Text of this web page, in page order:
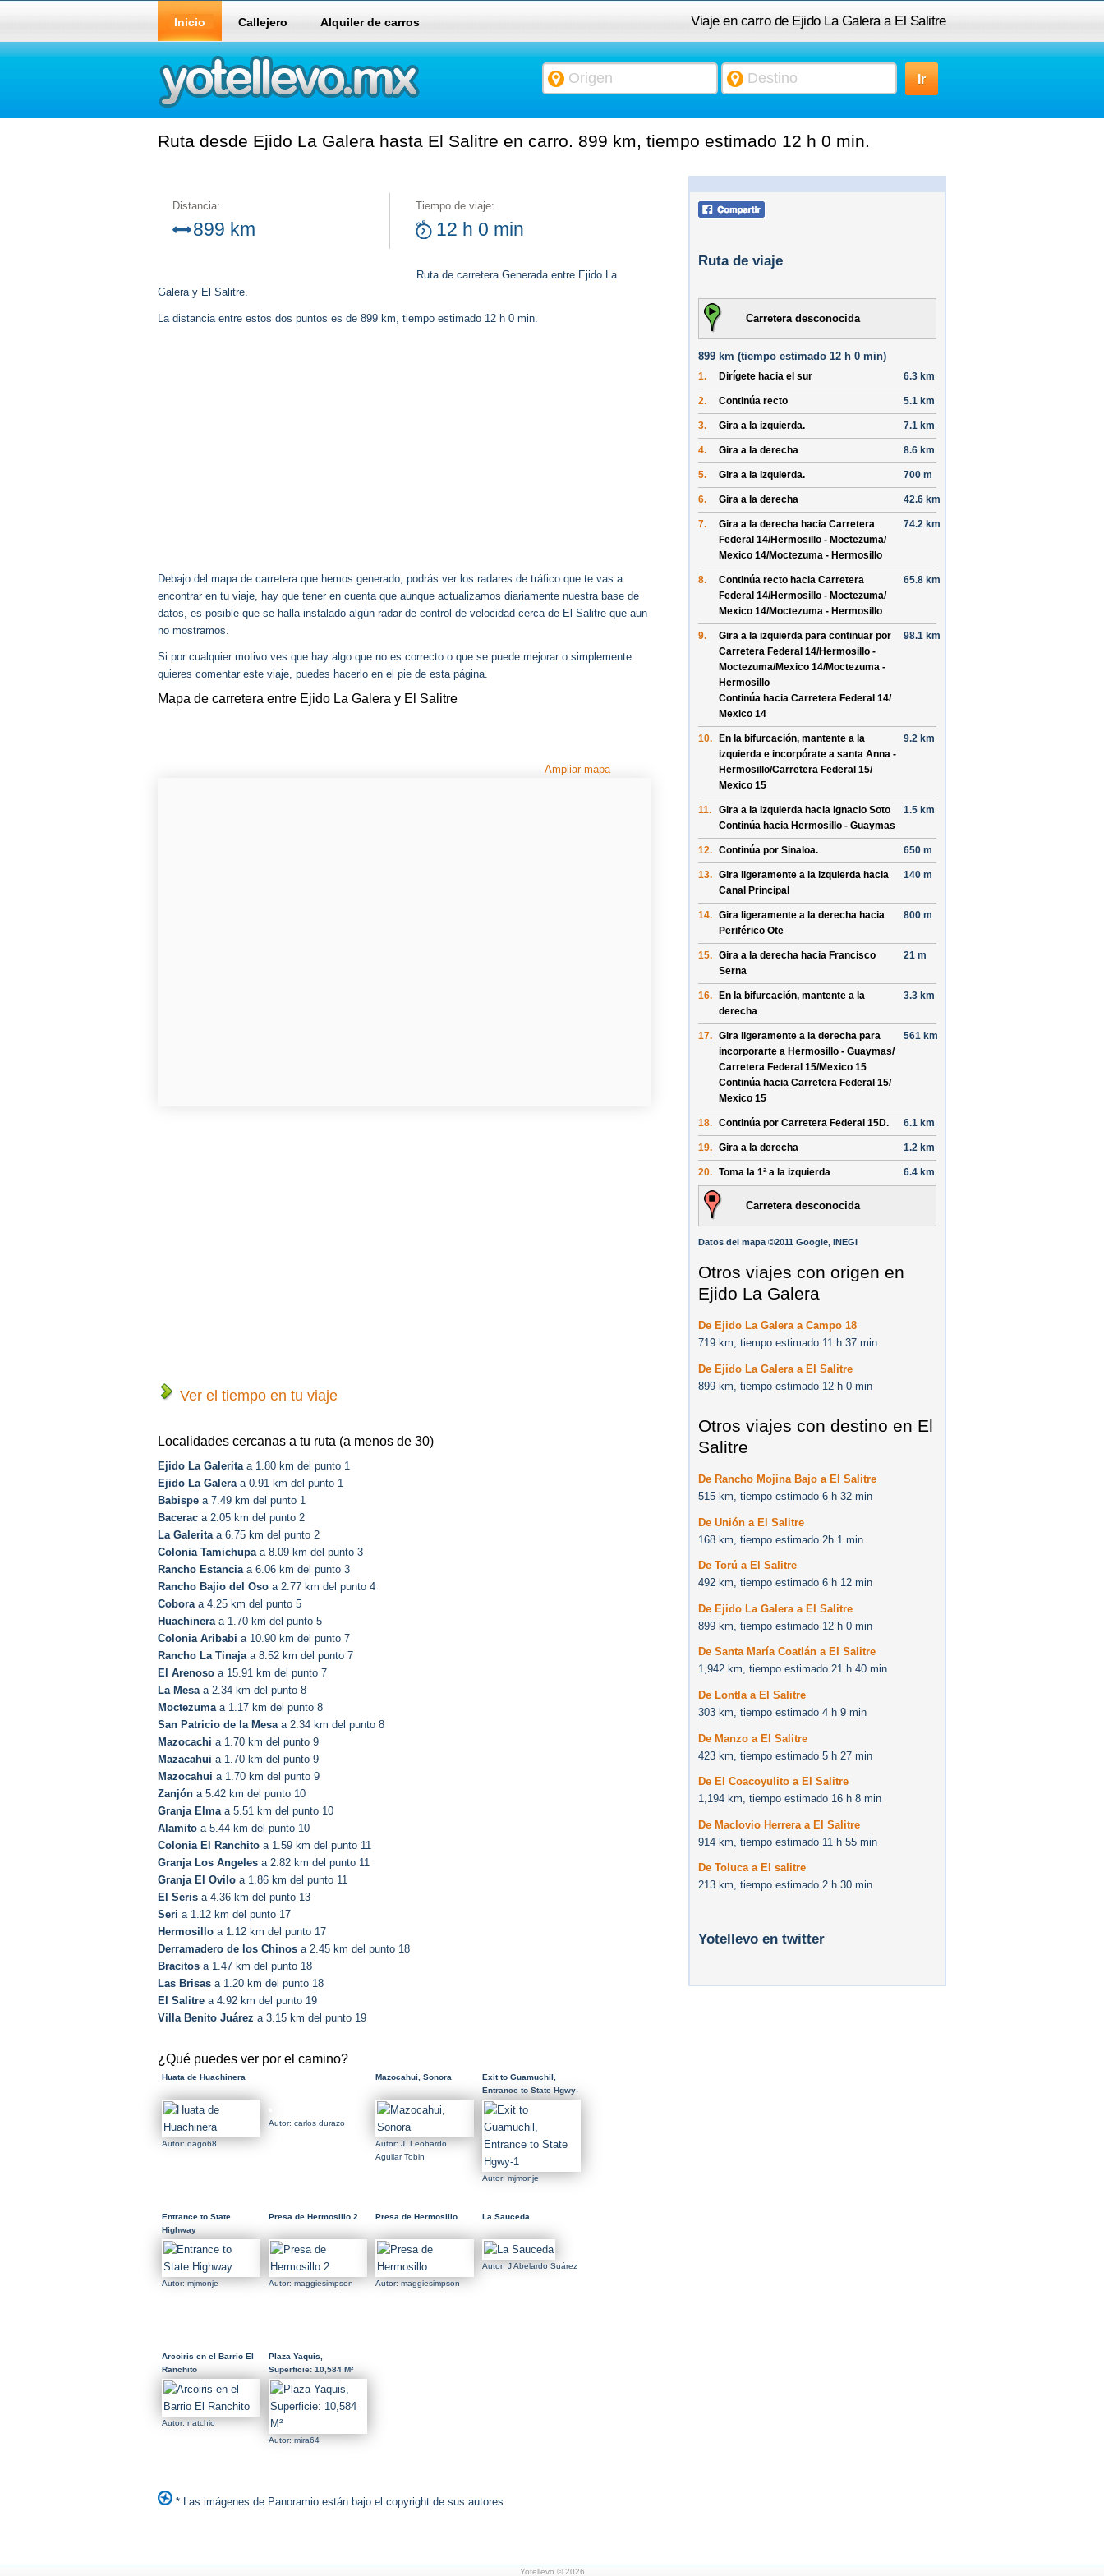
Viaje en carro de Ejido La Galera a El Salitre
Inicio Callejero Alquiler de carros
Ruta desde Ejido La Galera hasta El Salitre en carro. 899 km, tiempo estimado 12 h 0 min.
Distancia:
899 km
Tiempo de viaje:
12 h 0 min
Ruta de carretera Generada entre Ejido La
Galera y El Salitre.
La distancia entre estos dos puntos es de 899 km, tiempo estimado 12 h 0 min.
Debajo del mapa de carretera que hemos generado, podrás ver los radares de tráfico que te vas a
encontrar en tu viaje, hay que tener en cuenta que aunque actualizamos diariamente nuestra base de
datos, es posible que se halla instalado algún radar de control de velocidad cerca de El Salitre que aun
no mostramos.
Si por cualquier motivo ves que hay algo que no es correcto o que se puede mejorar o simplemente
quieres comentar este viaje, puedes hacerlo en el pie de esta página.
Mapa de carretera entre Ejido La Galera y El Salitre
Ampliar mapa
Ver el tiempo en tu viaje
Localidades cercanas a tu ruta (a menos de 30)
Ejido La Galeritaa 1.80 km del punto 1
Ejido La Galeraa 0.91 km del punto 1
Babispe a 7.49 km del punto 1
Bacerac a 2.05 km del punto 2
La Galeritaa 6.75 km del punto 2
Colonia Tamichupaa 8.09 km del punto 3
Rancho Estanciaa 6.06 km del punto 3
Rancho Bajio del Oso a 2.77 km del punto 4
Coboraa 4.25 km del punto 5
Huachineraa 1.70 km del punto 5
Colonia Aribabi a 10.90 km del punto 7
Rancho La Tinajaa 8.52 km del punto 7
El Arenoso a 15.91 km del punto 7
La Mesaa 2.34 km del punto 8
Moctezumaa 1.17 km del punto 8
San Patricio de la Mesaa 2.34 km del punto 8
Mazocachi a 1.70 km del punto 9
Mazacahui a 1.70 km del punto 9
Mazocahui a 1.70 km del punto 9
Zanjón a 5.42 km del punto 10
Granja Elmaa 5.51 km del punto 10
Alamito a 5.44 km del punto 10
Colonia El Ranchito a 1.59 km del punto 11
Granja Los Angeles a 2.82 km del punto 11
Granja El Ovilo a 1.86 km del punto 11
El Seris a 4.36 km del punto 13
Seri a 1.12 km del punto 17
Hermosillo a 1.12 km del punto 17
Derramadero de los Chinos a 2.45 km del punto 18
Bracitos a 1.47 km del punto 18
Las Brisas a 1.20 km del punto 18
El Salitre a 4.92 km del punto 19
Villa Benito Juárez a 3.15 km del punto 19
¿Qué puedes ver por el camino?
Huata de Huachinera
Autor: dago68
Autor: carlos durazo
Mazocahui, Sonora
Autor: J. Leobardo
Aguilar Tobin
Exit to Guamuchil,
Entrance to State Hgwy-
1
Autor: mjmonje
Entrance to State
Highway
Autor: mjmonje
Presa de Hermosillo 2
Autor: maggiesimpson
Presa de Hermosillo
Autor: maggiesimpson
La Sauceda
Autor: J Abelardo Suárez
Arcoiris en el Barrio El
Ranchito
Autor: natchio
Plaza Yaquis,
Superficie: 10,584 M²
Autor: mira64
* Las imágenes de Panoramio están bajo el copyright de sus autores
Ruta de viaje
Carretera desconocida
899 km (tiempo estimado 12 h 0 min)
1. Dirígete hacia el sur 6.3 km
2. Continúa recto 5.1 km
3. Gira a la izquierda. 7.1 km
4. Gira a la derecha 8.6 km
5. Gira a la izquierda. 700 m
6. Gira a la derecha 42.6 km
7. Gira a la derecha hacia Carretera
Federal 14/Hermosillo - Moctezuma/
Mexico 14/Moctezuma - Hermosillo
74.2 km
8. Continúa recto hacia Carretera
Federal 14/Hermosillo - Moctezuma/
Mexico 14/Moctezuma - Hermosillo
65.8 km
9.
Gira a la izquierda para continuar por
Carretera Federal 14/Hermosillo -
Moctezuma/Mexico 14/Moctezuma -
Hermosillo
Continúa hacia Carretera Federal 14/
Mexico 14
98.1 km
10.
En la bifurcación, mantente a la
izquierda e incorpórate a santa Anna -
Hermosillo/Carretera Federal 15/
Mexico 15
9.2 km
11. Gira a la izquierda hacia Ignacio Soto
Continúa hacia Hermosillo - Guaymas
1.5 km
12. Continúa por Sinaloa. 650 m
13. Gira ligeramente a la izquierda hacia
Canal Principal
140 m
14. Gira ligeramente a la derecha hacia
Periférico Ote
800 m
15. Gira a la derecha hacia Francisco
Serna
21 m
16.
En la bifurcación, mantente a la
derecha
3.3 km
17. Gira ligeramente a la derecha para
incorporarte a Hermosillo - Guaymas/
Carretera Federal 15/Mexico 15
Continúa hacia Carretera Federal 15/
Mexico 15
561 km
18. Continúa por Carretera Federal 15D. 6.1 km
19. Gira a la derecha 1.2 km
20. Toma la 1ª a la izquierda 6.4 km
Carretera desconocida
Datos del mapa ©2011 Google, INEGI
Otros viajes con origen en
Ejido La Galera
De Ejido La Galera a Campo 18
719 km, tiempo estimado 11 h 37 min
De Ejido La Galera a El Salitre
899 km, tiempo estimado 12 h 0 min
Otros viajes con destino en El
Salitre
De Rancho Mojina Bajo a El Salitre
515 km, tiempo estimado 6 h 32 min
De Unión a El Salitre
168 km, tiempo estimado 2h 1 min
De Torú a El Salitre
492 km, tiempo estimado 6 h 12 min
De Ejido La Galera a El Salitre
899 km, tiempo estimado 12 h 0 min
De Santa María Coatlán a El Salitre
1,942 km, tiempo estimado 21 h 40 min
De Lontla a El Salitre
303 km, tiempo estimado 4 h 9 min
De Manzo a El Salitre
423 km, tiempo estimado 5 h 27 min
De El Coacoyulito a El Salitre
1,194 km, tiempo estimado 16 h 8 min
De Maclovio Herrera a El Salitre
914 km, tiempo estimado 11 h 55 min
De Toluca a El salitre
213 km, tiempo estimado 2 h 30 min
Yotellevo en twitter
Yotellevo © 2026